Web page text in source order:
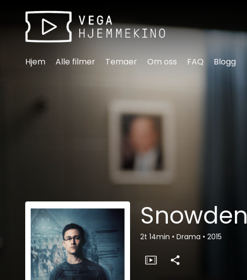
Tilgjengelighetslenker
Hjem Alle filmer Temaer Om oss FAQ Blogg
Snowden
2t 14min • Drama • 2015